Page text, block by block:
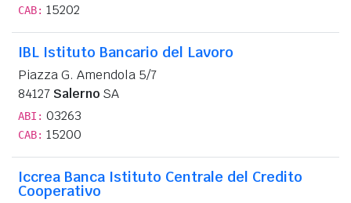
CAB: 15202
IBL Istituto Bancario del Lavoro
Piazza G. Amendola 5/7
84127 Salerno SA
ABI: 03263
CAB: 15200
Iccrea Banca Istituto Centrale del Credito
Cooperativo